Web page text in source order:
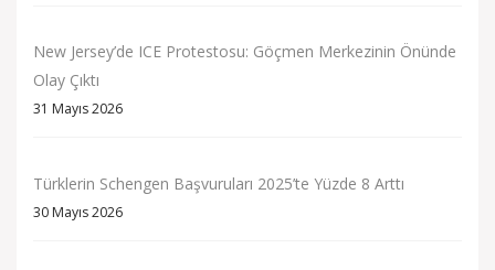
New Jersey’de ICE Protestosu: Göçmen Merkezinin Önünde
Olay Çıktı
31 Mayıs 2026
Türklerin Schengen Başvuruları 2025’te Yüzde 8 Arttı
30 Mayıs 2026